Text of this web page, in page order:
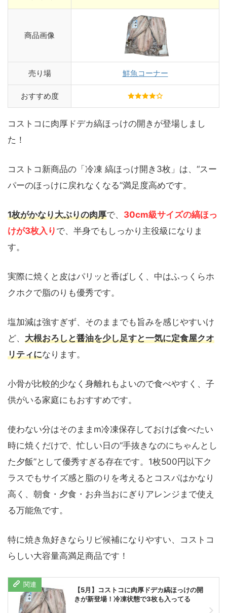
商品画像
売り場 鮮魚コーナー
おすすめ度
コストコに肉厚ドデカ縞ほっけの開きが登場しまし
た！
コストコ新商品の「冷凍 縞ほっけ開き3枚」は、“スー
パーのほっけに戻れなくなる”満足度高めです。
1枚がかなり大ぶりの肉厚で、 30cm級サイズの縞ほっ
けが3枚入り で、半身でもしっかり主役級になりま
す。
実際に焼くと皮はパリッと香ばしく、中はふっくらホ
クホクで脂のりも優秀です。
塩加減は強すぎず、そのままでも旨みを感じやすいけ
ど、 大根おろしと醤油を少し足すと一気に定食屋クオ
リティになります。
小骨が比較的少なく身離れもよいので食べやすく、子
供がいる家庭にもおすすめです。
使わない分はそのままm冷凍保存しておけば食べたい
時に焼くだけで、忙しい日の“手抜きなのにちゃんとし
た夕飯”として優秀すぎる存在です。1枚500円以下ク
ラスでもサイズ感と脂のりを考えるとコスパはかなり
高く、朝食・夕食・お弁当おにぎりアレンジまで使え
る万能魚です。
特に焼き魚好きならリピ候補になりやすい、コストコ
らしい大容量高満足商品です！
【5月】コストコに肉厚ドデカ縞ほっけの開
きが新登場！冷凍状態で3枚も入ってる